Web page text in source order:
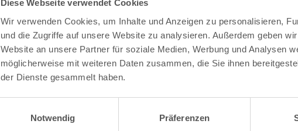
Diese Webseite verwendet Cookies
Wir verwenden Cookies, um Inhalte und Anzeigen zu personalisieren,
und die Zugriffe auf unsere Website zu analysieren. Außerdem geben
Website an unsere Partner für soziale Medien, Werbung und Analysen
möglicherweise mit weiteren Daten zusammen, die Sie ihnen
der Dienste gesammelt haben.
Notwendig
Präferenzen
3D-Rundgang durch das Hotel >>
mehr erfahren